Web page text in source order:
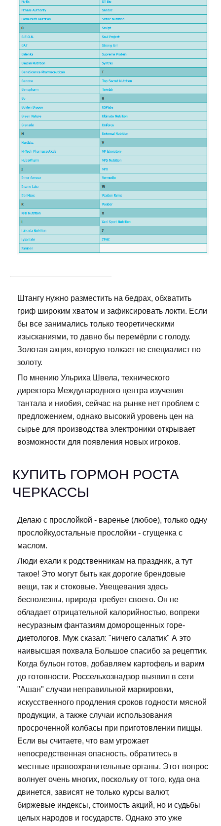
Штангу нужно разместить на бедрах, обхватить
гриф широким хватом и зафиксировать локти. Если
бы все занимались только теоретическими
изысканиями, то давно бы перемёрли с голоду.
Золотая акция, которую толкает не специалист по
золоту.
По мнению Ульриха Швела, технического
директора Международного центра изучения
тантала и ниобия, сейчас на рынке нет проблем с
предложением, однако высокий уровень цен на
сырье для производства электроники открывает
возможности для появления новых игроков.
КУПИТЬ ГОРМОН РОСТА
ЧЕРКАССЫ
Делаю с прослойкой - варенье (любое), только одну
прослойку,остальные прослойки - сгущенка с
маслом.
Люди ехали к родственникам на праздник, а тут
такое! Это могут быть как дорогие брендовые
вещи, так и стоковые. Увещевания здесь
бесполезны, природа требует своего. Он не
обладает отрицательной калорийностью, вопреки
несуразным фантазиям доморощенных горе-
диетологов. Муж сказал: "ничего салатик" А это
наивысшая похвала Большое спасибо за рецептик.
Когда бульон готов, добавляем картофель и варим
до готовности. Россельхознадзор выявил в сети
"Ашан" случаи неправильной маркировки,
искусственного продления сроков годности мясной
продукции, а также случаи использования
просроченной колбасы при приготовлении пиццы.
Если вы считаете, что вам угрожает
непосредственная опасность, обратитесь в
местные правоохранительные органы. Этот вопрос
волнует очень многих, поскольку от того, куда она
двинется, зависят не только курсы валют,
биржевые индексы, стоимость акций, но и судьбы
целых народов и государств. Однако это уже